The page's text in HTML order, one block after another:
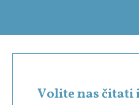
Volite nas čitati